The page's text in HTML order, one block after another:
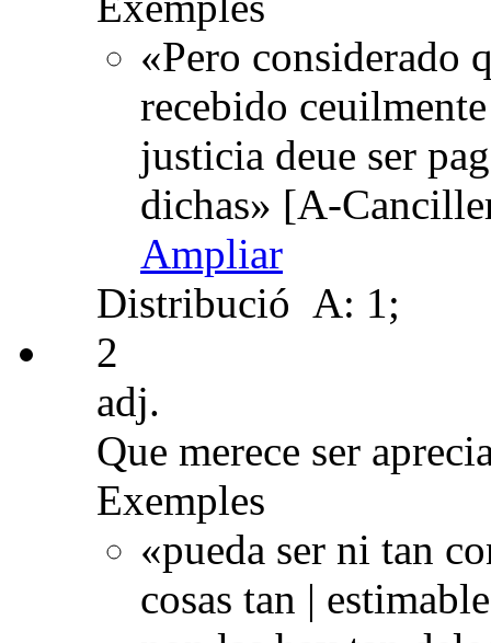
«Pero considerado
recebido
justicia deue ser
dichas» [A-
Ampliar
Distribució A: 1;
2
adj.
Que merece ser
Exemples
«pueda ser ni tan
cosas tan |